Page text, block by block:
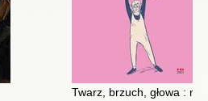
Twarz, brzuch, głowa :